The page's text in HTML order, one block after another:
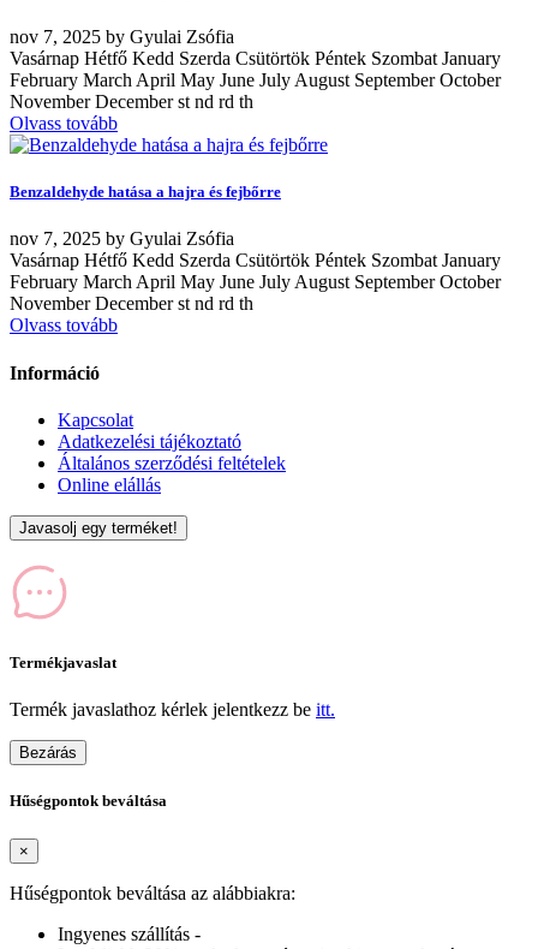
nov 7, 2025 by Gyulai Zsófia
Vasárnap Hétfő Kedd Szerda Csütörtök Péntek Szombat January
February March April May June July August September October
November December st nd rd th
Olvass tovább
Benzaldehyde hatása a hajra és fejbőrre
nov 7, 2025 by Gyulai Zsófia
Vasárnap Hétfő Kedd Szerda Csütörtök Péntek Szombat January
February March April May June July August September October
November December st nd rd th
Olvass tovább
Információ
Kapcsolat
Adatkezelési tájékoztató
Általános szerződési feltételek
Online elállás
Javasolj egy terméket!
Termékjavaslat
Termék javaslathoz kérlek jelentkezz be itt.
Bezárás
Hűségpontok beváltása
×
Hűségpontok beváltása az alábbiakra:
Ingyenes szállítás -